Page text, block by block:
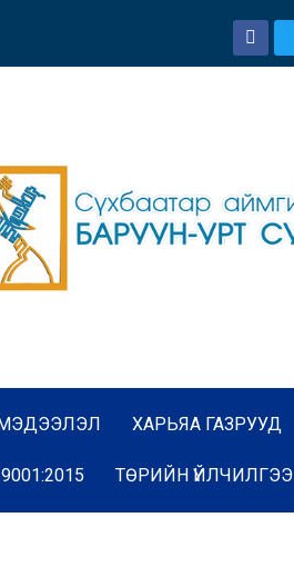
ХАРЬЯА ГАЗРУУД
ТӨРИЙН ҮЙЛЧИЛГЭЭ